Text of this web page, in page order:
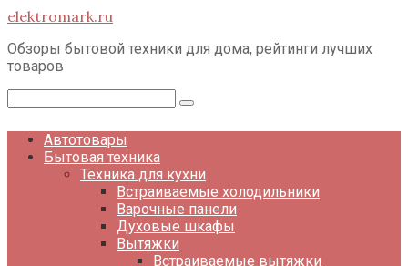
Перейти
контенту
elektromark.ru
Обзоры бытовой техники для дома, рейтинги лучших
товаров
Автотовары
Бытовая техника
Техника для кухни
Встраиваемые холодильники
Варочные панели
Духовые шкафы
Вытяжки
Встраиваемые вытяжки